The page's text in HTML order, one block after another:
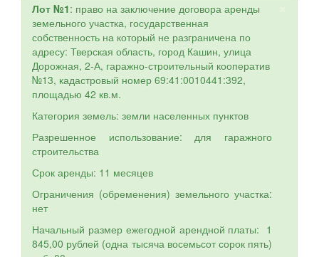
Лот №1: право на заключение договора аренды
земельного участка, государственная
собственность на который не разграничена по
адресу: Тверская область, город Кашин, улица
Дорожная, 2-А, гаражно-строительный кооператив
№13, кадастровый номер 69:41:0010441:392,
площадью 42 кв.м.
Категория земель: земли населенных пунктов
Разрешенное использование: для гаражного
строительства
Срок аренды: 11 месяцев
Ограничения (обременения) земельного участка:
нет
Начальный размер ежегодной арендной платы: 1
845,00 рублей (одна тысяча восемьсот сорок пять)